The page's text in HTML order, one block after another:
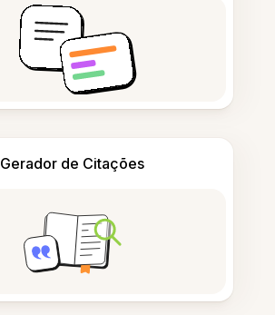
Gerador de Citações